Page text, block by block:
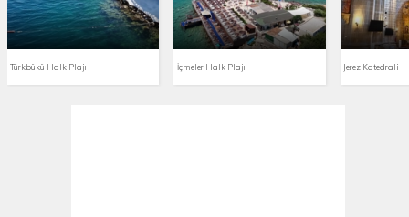
Türkbükü Halk Plajı İçmeler Halk Plajı Jerez Katedrali